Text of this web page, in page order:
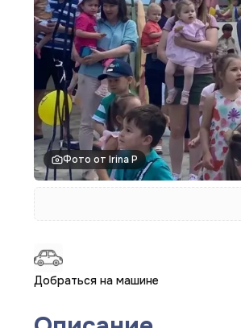
Фото от Irina P
Добраться на машине